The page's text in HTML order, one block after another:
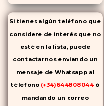
Si tienes algún teléfono que
considere de interés que no
esté en la lista, puede
contactarnos enviando un
mensaje de Whatsapp al
télefono (+34)644808044 ó
mandando un correo